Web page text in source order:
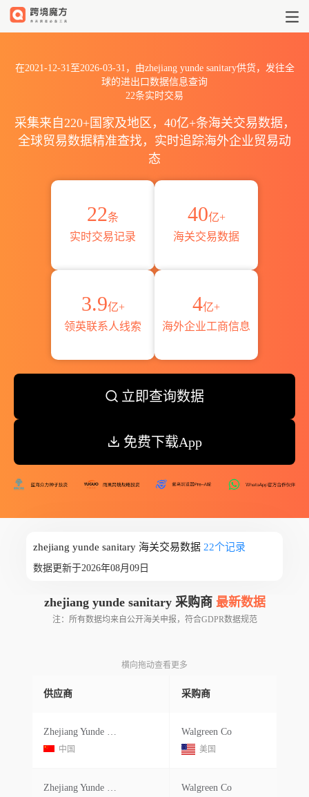
在2021-12-31至2026-03-31，由zhejiang yunde sanitary供货，发往全
球的进出口数据信息查询
22条实时交易
采集来自220+国家及地区，40亿+条海关交易数据，
全球贸易数据精准查找，实时追踪海外企业贸易动
态
22条
实时交易记录
40亿+
海关交易数据
3.9亿+
领英联系人线索
4亿+
海外企业工商信息
立即查询数据
免费下载App
zhejiang yunde sanitary 海关交易数据 22个记录
数据更新于2026年08月09日
zhejiang yunde sanitary 采购商 最新数据
注：所有数据均来自公开海关申报，符合GDPR数据规范
横向拖动查看更多
供应商 采购商
Zhejiang Yunde Sanitary Ware Co
中国
Walgreen Co
美国
Zhejiang Yunde Sanitary Ware Co Walgreen Co